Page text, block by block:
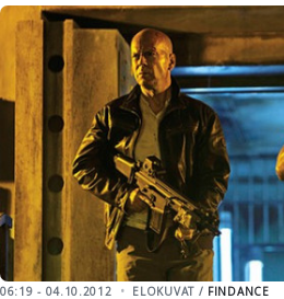
06:19 - 04.10.2012 ELOKUVAT / FINDANCE